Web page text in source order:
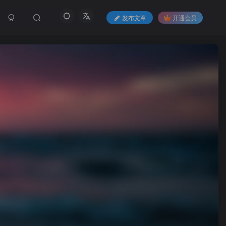
发布文章 开通会员